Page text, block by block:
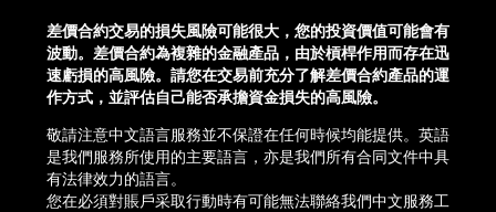
差價合約交易的損失風險可能很大，您的投資價值可能會有
波動。差價合約為複雜的金融產品，由於槓桿作用而存在迅
速虧損的高風險。請您在交易前充分了解差價合約產品的運
作方式，並評估自己能否承擔資金損失的高風險。
敬請注意中文語言服務並不保證在任何時候均能提供。英語
是我們服務所使用的主要語言，亦是我們所有合同文件中具
有法律效力的語言。
您在必須對賬戶采取行動時有可能無法聯絡我們中文服務工